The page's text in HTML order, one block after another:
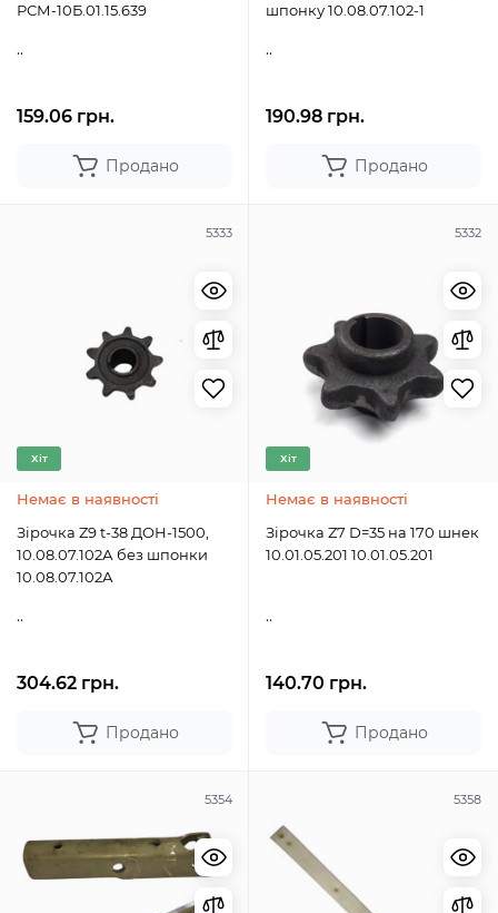
РСМ-10Б.01.15.639
..
159.06 грн.
Продано
шпонку 10.08.07.102-1
..
190.98 грн.
Продано
5333
Хіт
Немає в наявності
Зірочка Z9 t-38 ДОН-1500,
10.08.07.102А без шпонки
10.08.07.102А
..
304.62 грн.
Продано
5332
Хіт
Немає в наявності
Зірочка Z7 D=35 на 170 шнек
10.01.05.201 10.01.05.201
..
140.70 грн.
Продано
5354 5358